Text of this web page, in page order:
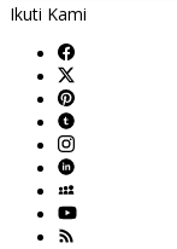
Ikuti Kami